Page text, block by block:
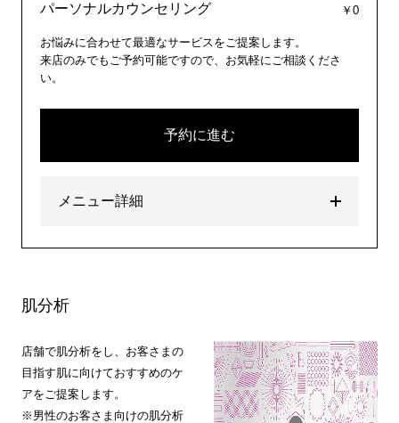
パーソナルカウンセリング ￥0
お悩みに合わせて最適なサービスをご提案します。
来店のみでもご予約可能ですので、お気軽にご相談くださ
い。
予約に進む
メニュー詳細
肌分析
店舗で肌分析をし、お客さまの
目指す肌に向けておすすめのケ
アをご提案します。
※男性のお客さま向けの肌分析